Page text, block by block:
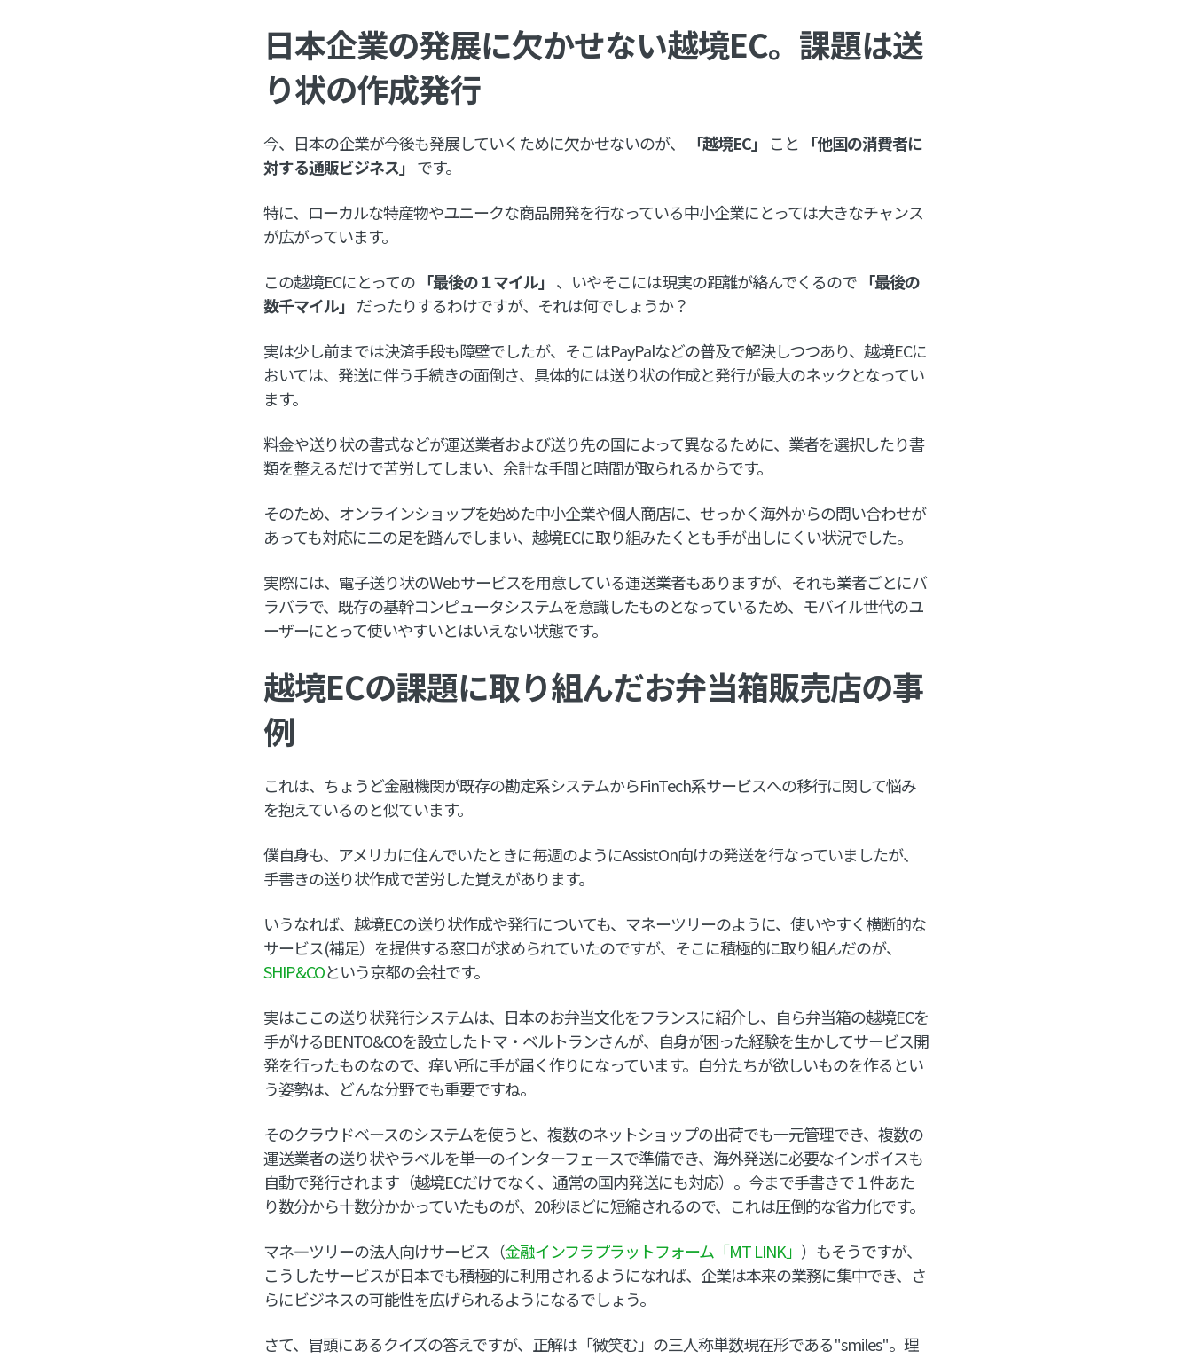
日本企業の発展に欠かせない越境EC。課題は送
り状の作成発行
今、日本の企業が今後も発展していくために欠かせないのが、 「越境EC」 こと
「他国の消費者に
対する通販ビジネス」 です。
特に、ローカルな特産物やユニークな商品開発を行なっている中小企業にとっては大きなチャンス
が広がっています。
この越境ECにとっての 「最後の１マイル」 、いやそこには現実の距離が絡んでくるので 「最後の
数千マイル」 だったりするわけですが、それは何でしょうか？
実は少し前までは決済手段も障壁でしたが、そこはPayPalなどの普及で解決しつつあり、越境ECに
おいては、発送に伴う手続きの面倒さ、具体的には送り状の作成と発行が最大のネックとなってい
ます。
料金や送り状の書式などが運送業者および送り先の国によって異なるために、業者を選択したり書
類を整えるだけで苦労してしまい、余計な手間と時間が取られるからです。
そのため、オンラインショップを始めた中小企業や個人商店に、せっかく海外からの問い合わせが
あっても対応に二の足を踏んでしまい、越境ECに取り組みたくとも手が出しにくい状況でした。
実際には、電子送り状のWebサービスを用意している運送業者もありますが、それも業者ごとにバ
ラバラで、既存の基幹コンピュータシステムを意識したものとなっているため、モバイル世代のユ
ーザーにとって使いやすいとはいえない状態です。
越境ECの課題に取り組んだお弁当箱販売店の事
例
これは、ちょうど金融機関が既存の勘定系システムからFinTech系サービスへの移行に関して悩み
を抱えているのと似ています。
僕自身も、アメリカに住んでいたときに毎週のようにAssistOn向けの発送を行なっていましたが、
手書きの送り状作成で苦労した覚えがあります。
いうなれば、越境ECの送り状作成や発行についても、マネーツリーのように、使いやすく横断的な
サービス(補足）を提供する窓口が求められていたのですが、そこに積極的に取り組んだのが、
SHIP&COという京都の会社です。
実はここの送り状発行システムは、日本のお弁当文化をフランスに紹介し、自ら弁当箱の越境ECを
手がけるBENTO&COを設立したトマ・ベルトランさんが、自身が困った経験を生かしてサービス開
発を行ったものなので、痒い所に手が届く作りになっています。自分たちが欲しいものを作るとい
う姿勢は、どんな分野でも重要ですね。
そのクラウドベースのシステムを使うと、複数のネットショップの出荷でも一元管理でき、複数の
運送業者の送り状やラベルを単一のインターフェースで準備でき、海外発送に必要なインボイスも
自動で発行されます（越境ECだけでなく、通常の国内発送にも対応）。今まで手書きで１件あた
り数分から十数分かかっていたものが、20秒ほどに短縮されるので、これは圧倒的な省力化です。
マネ―ツリーの法人向けサービス（金融インフラプラットフォーム「MT LINK」 ）もそうですが、
こうしたサービスが日本でも積極的に利用されるようになれば、企業は本来の業務に集中でき、さ
らにビジネスの可能性を広げられるようになるでしょう。
さて、冒頭にあるクイズの答えですが、正解は「微笑む」の三人称単数現在形である"smiles"。理